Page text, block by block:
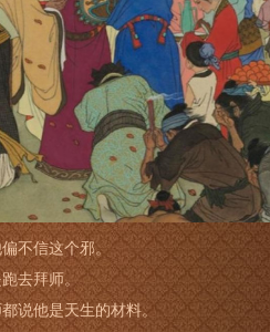
不信这个邪。
去拜师。
说他是天生的材料。